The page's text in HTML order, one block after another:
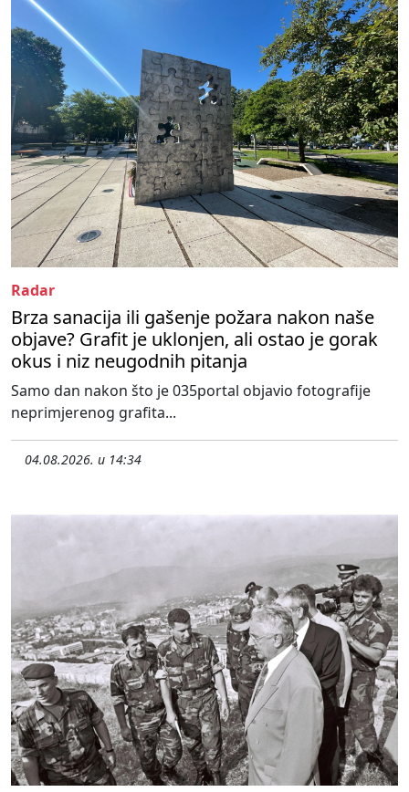
Radar
Brza sanacija ili gašenje požara nakon naše
objave? Grafit je uklonjen, ali ostao je gorak
okus i niz neugodnih pitanja
Samo dan nakon što je 035portal objavio fotografije
neprimjerenog grafita...
04.08.2026. u 14:34